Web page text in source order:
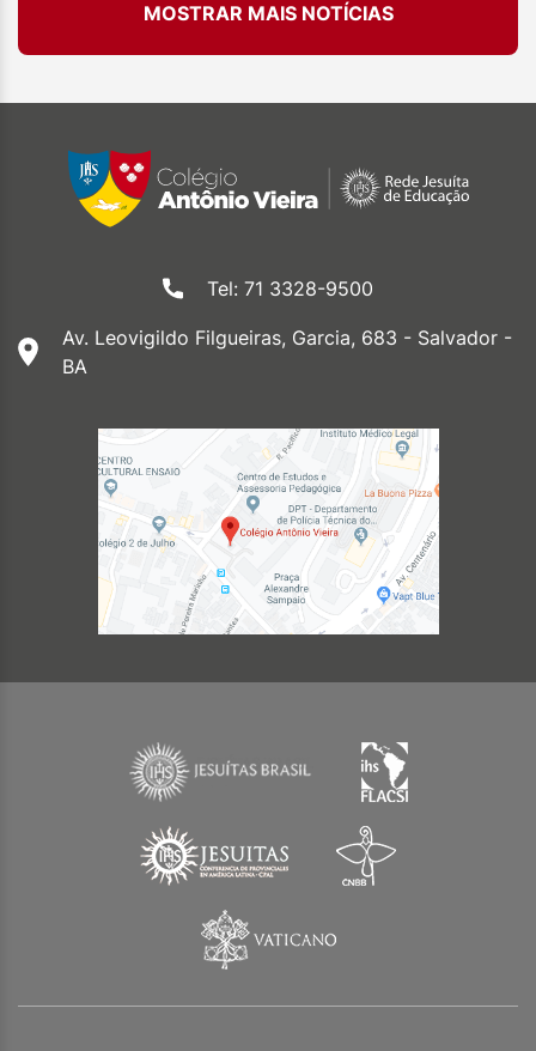
MOSTRAR MAIS NOTÍCIAS
Tel: 71 3328-9500
Av. Leovigildo Filgueiras, Garcia, 683 - Salvador -
BA